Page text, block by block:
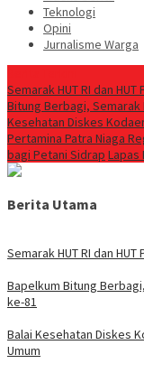
Teknologi
Opini
Jurnalisme Warga
Semarak HUT RI dan
Bitung Berbagi, Semarak
Kesehatan Diskes
Pertamina Patra Niaga
bagi Petani Sidrap Lapas
Berita Utama
Semarak HUT RI dan
‎Bapelkum Bitung
ke-81
Balai Kesehatan Diskes
Umum